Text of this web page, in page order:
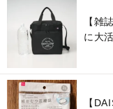
【雑
に大
【